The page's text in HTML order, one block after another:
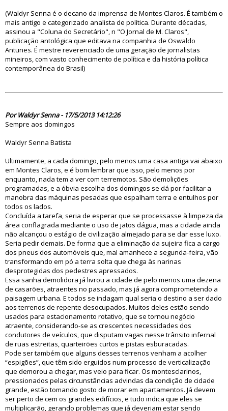
(Waldyr Senna é o decano da imprensa de Montes Claros. É também o
mais antigo e categorizado analista de política. Durante décadas,
assinou a "Coluna do Secretário", n "O Jornal de M. Claros",
publicação antológica que editava na companhia de Oswaldo
Antunes. É mestre reverenciado de uma geração de jornalistas
mineiros, com vasto conhecimento de política e da história política
contemporânea do Brasil)
Por Waldyr Senna - 17/5/2013 14:12:26
Sempre aos domingos
Waldyr Senna Batista
Ultimamente, a cada domingo, pelo menos uma casa antiga vai abaixo
em Montes Claros, e é bom lembrar que isso, pelo menos por
enquanto, nada tem a ver com terremotos. São demolições
programadas, e a óbvia escolha dos domingos se dá por facilitar a
manobra das máquinas pesadas que espalham terra e entulhos por
todos os lados.
Concluída a tarefa, seria de esperar que se processasse à limpeza da
área conflagrada mediante o uso de jatos dágua, mas a cidade ainda
não alcançou o estágio de civilização almejado para se dar esse luxo.
Seria pedir demais. De forma que a eliminação da sujeira fica a cargo
dos pneus dos automóveis que, mal amanhece a segunda-feira, vão
transformando em pó a terra solta que chega às narinas
desprotegidas dos pedestres apressados.
Essa sanha demolidora já livrou a cidade de pelo menos uma dezena
de casarões, atraentes no passado, mas já agora comprometendo a
paisagem urbana. E todos se indagam qual seria o destino a ser dado
aos terrenos de repente desocupados. Muitos deles estão sendo
usados para estacionamento rotativo, que se tornou negócio
atraente, considerando-se as crescentes necessidades dos
condutores de veículos, que disputam vagas nesse trânsito infernal
de ruas estreitas, quarteirões curtos e pistas esburacadas.
Pode ser também que alguns desses terrenos venham a acolher
“espigões”, que têm sido erguidos num processo de verticalização
que demorou a chegar, mas veio para ficar. Os montesclarinos,
pressionados pelas circunstâncias advindas da condição de cidade
grande, estão tomando gosto de morar em apartamentos. Já devem
ser perto de cem os grandes edifícios, e tudo indica que eles se
multiplicarão, gerando problemas que já deveriam estar sendo